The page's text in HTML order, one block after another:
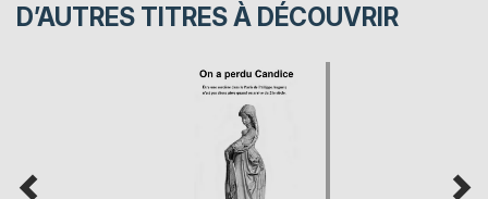
D’AUTRES TITRES À DÉCOUVRIR